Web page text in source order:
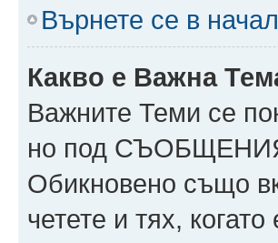
Върнете се в
Какво е Важна
Важните Теми се
но под
Обикновено също
четете и тях,